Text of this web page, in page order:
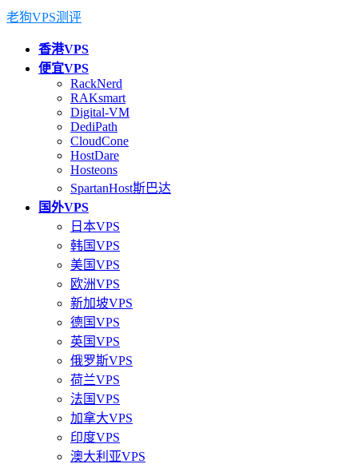
老狗VPS测评
香港VPS
便宜VPS
RackNerd
RAKsmart
Digital-VM
DediPath
CloudCone
HostDare
Hosteons
SpartanHost斯巴达
国外VPS
日本VPS
韩国VPS
美国VPS
欧洲VPS
新加坡VPS
德国VPS
英国VPS
俄罗斯VPS
荷兰VPS
法国VPS
加拿大VPS
印度VPS
澳大利亚VPS